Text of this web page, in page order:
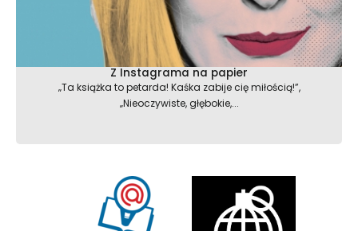
Z Instagrama na papier
„Ta książka to petarda! Kaśka zabije cię miłością!”,
„Nieoczywiste, głębokie,...